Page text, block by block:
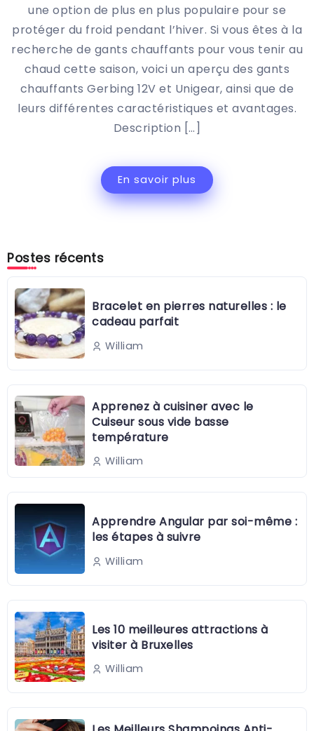
une option de plus en plus populaire pour se
protéger du froid pendant l’hiver. Si vous êtes à la
recherche de gants chauffants pour vous tenir au
chaud cette saison, voici un aperçu des gants
chauffants Gerbing 12V et Unigear, ainsi que de
leurs différentes caractéristiques et avantages.
Description […]
En savoir plus
Postes récents
Bracelet en pierres naturelles : le
cadeau parfait
William
Apprenez à cuisiner avec le
Cuiseur sous vide basse
température
William
Apprendre Angular par soi-même :
les étapes à suivre
William
Les 10 meilleures attractions à
visiter à Bruxelles
William